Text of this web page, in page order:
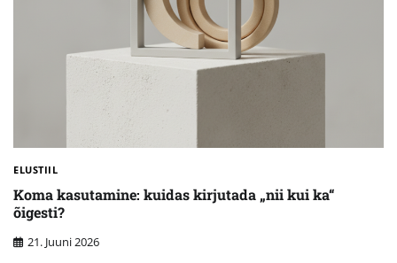
ELUSTIIL
Koma kasutamine: kuidas kirjutada „nii kui ka“
õigesti?
21. Juuni 2026